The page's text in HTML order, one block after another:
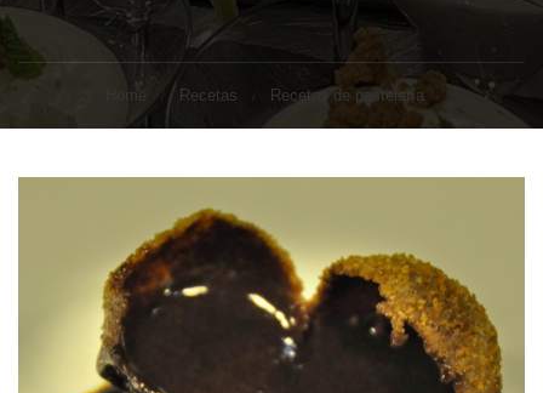
Home Recetas Recetas de pastelería